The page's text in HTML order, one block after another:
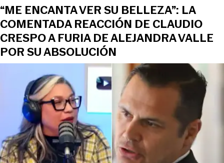
“ME ENCANTA VER SU BELLEZA”: LA
COMENTADA REACCIÓN DE CLAUDIO
CRESPO A FURIA DE ALEJANDRA VALLE
POR SU ABSOLUCIÓN